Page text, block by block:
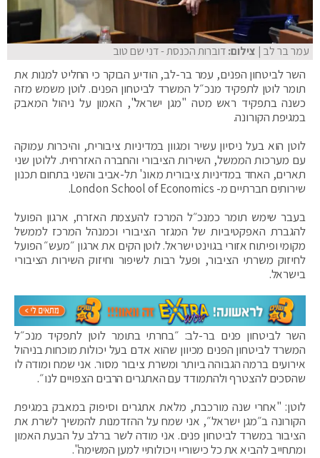
עמר בר לב | צילום:דוברות הכנסת - דני שם טוב
השר לביטחון הפנים, עמר בר-לב, הודיע הבוקר כי החליט למנות את
תומר לוטן לתפקיד מנכ״ל המשרד לביטחון הפנים. לוטן משמש מזה
כשנה בתפקיד ראש מטה "מגן ישראל", האמון על ניהול המאבק
במגיפת הקורונה.
לוטן הוא בעל ניסיון עשיר ומגוון במדיניות ציבורית, והיכרות עמוקה
עם מערכות הממשל, השירות הציבורי והחברה האזרחית. ללוטן שני
תארים, האחד במדיניות ציבורית מאונ' תל-אביב והשני בתחום תכנון
שירותים חברתיים מ- London School of Economics.
בעבר שימש תומר כמנכ״ל המרכז להעצמת האזרח, ארגון הפועל
להגברת האפקטיביות של המגזר הציבורי וכמנהל המרכז לממשל
מקומי ופיתוח אזורי בגוינט ישראל. לוטן הקים את ארגון ״מעש״ הפועל
לחיזוק משרתי הציבור, ופעל רבות לשיפור וחיזוק השירות הציבורי
בישראל.
השר לביטחון פנים בר-לב: ״בחרתי בתומר לוטן לתפקיד מנכ״ל
המשרד לביטחון הפנים מכיוון שהוא אדם בעל יכולות מוכחות בניהול
אירועים ברמה הגבוהה ביותר ומשרת ציבור מסור. אני שמח ומודה לו
שהסכים להצטרף ולהתמודד עם האתגרים הרבים הצפויים לנו״.
לוטן: "אחרי שנה מורכבת, מלאת אתגרים וסיפוק במאבק במגיפת
הקורונה ב״מגן ישראל״, אני שמח על ההזדמנות להמשיך לשרת את
הציבור במשרד לביטחון פנים. אני מודה לשר ברלב על הבעת האמון
ומתחייב להביא את כל כישוריי ויכולותיי למען המשימה".